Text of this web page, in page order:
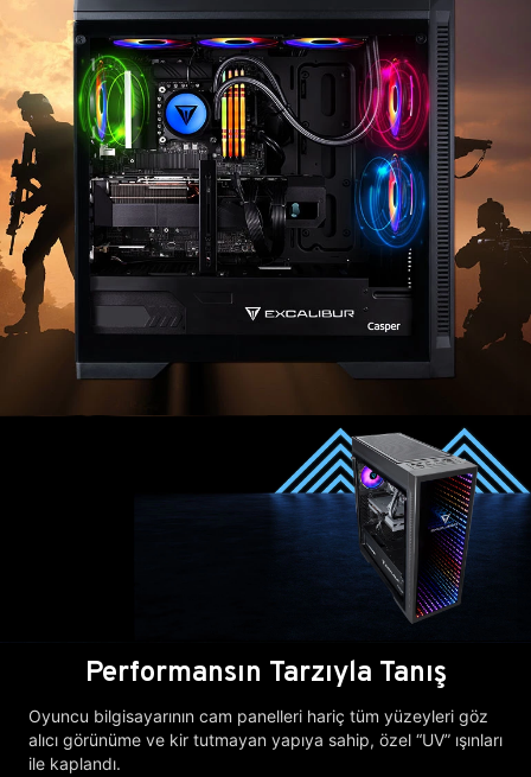
Performansın Tarzıyla Tanış
Oyuncu bilgisayarının cam panelleri hariç tüm yüzeyleri göz
alıcı görünüme ve kir tutmayan yapıya sahip, özel “UV” ışınları
ile kaplandı.